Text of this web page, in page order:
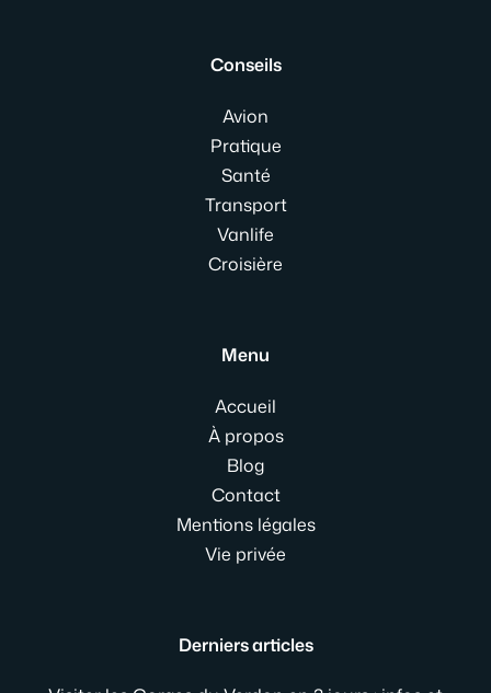
Conseils
Avion
Pratique
Santé
Transport
Vanlife
Croisière
Menu
Accueil
À propos
Blog
Contact
Mentions légales
Vie privée
Derniers articles